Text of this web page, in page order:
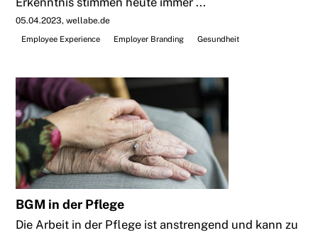
05.04.2023 wellabe.de
Employee Experience
Employer Branding Gesundheit
BGM in der Pflege
Die Arbeit in der Pflege ist anstrengend und kann zu